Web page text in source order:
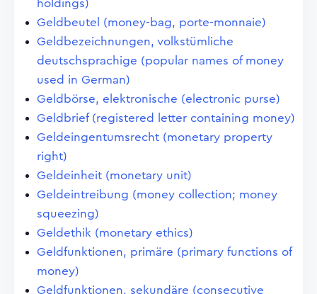
holdings)
Geldbeutel (money-bag, porte-monnaie)
Geldbezeichnungen, volkstümliche
deutschsprachige (popular names of money
used in German)
Geldbörse, elektronische (electronic purse)
Geldbrief (registered letter containing money)
Geldeingentumsrecht (monetary property
right)
Geldeinheit (monetary unit)
Geldeintreibung (money collection; money
squeezing)
Geldethik (monetary ethics)
Geldfunktionen, primäre (primary functions of
money)
Geldfunktionen, sekundäre (consecutive